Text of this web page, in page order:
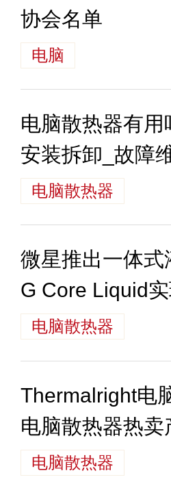
协会名单
电脑
电脑散热器有
安装拆卸_故障
电脑散热器
微星推出一体
G Core Liquid
电脑散热器
Thermalright电
电脑散热器热卖
电脑散热器